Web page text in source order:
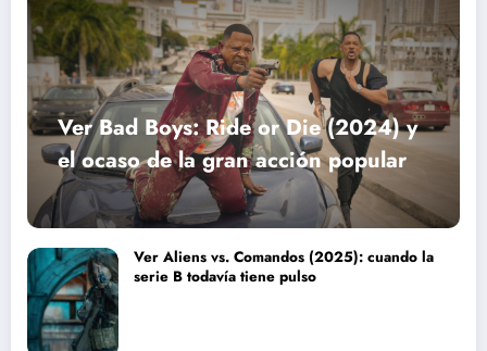
Ver Bad Boys: Ride or Die (2024) y
el ocaso de la gran acción popular
Ver Aliens vs. Comandos (2025): cuando la
serie B todavía tiene pulso